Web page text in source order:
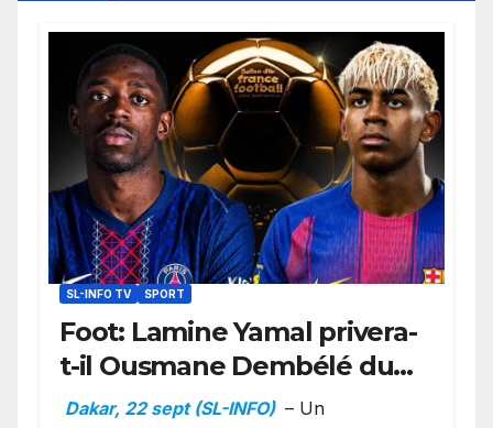
SL-INFO TV SPORT
Foot: Lamine Yamal privera-
t-il Ousmane Dembélé du
Ballon d’or ?
Dakar, 22 sept (SL-INFO) – Un